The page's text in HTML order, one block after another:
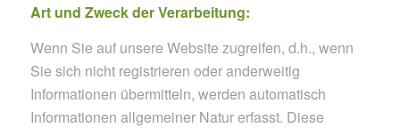
Art und Zweck der Verarbeitung:
Wenn Sie auf unsere Website zugreifen, d.h., wenn
Sie sich nicht registrieren oder anderweitig
Informationen übermitteln, werden automatisch
Informationen allgemeiner Natur erfasst. Diese